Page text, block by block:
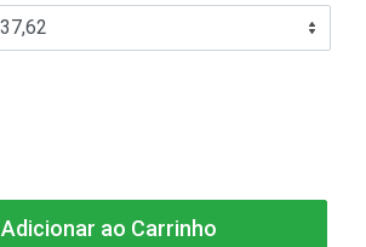
Adicionar ao Carrinho